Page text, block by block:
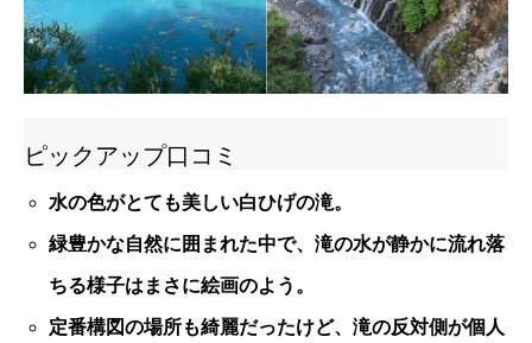
ピックアップ口コミ
水の色がとても美しい白ひげの滝。
緑豊かな自然に囲まれた中で、滝の水が静かに流れ落
ちる様子はまさに絵画のよう。
定番構図の場所も綺麗だったけど、滝の反対側が個人